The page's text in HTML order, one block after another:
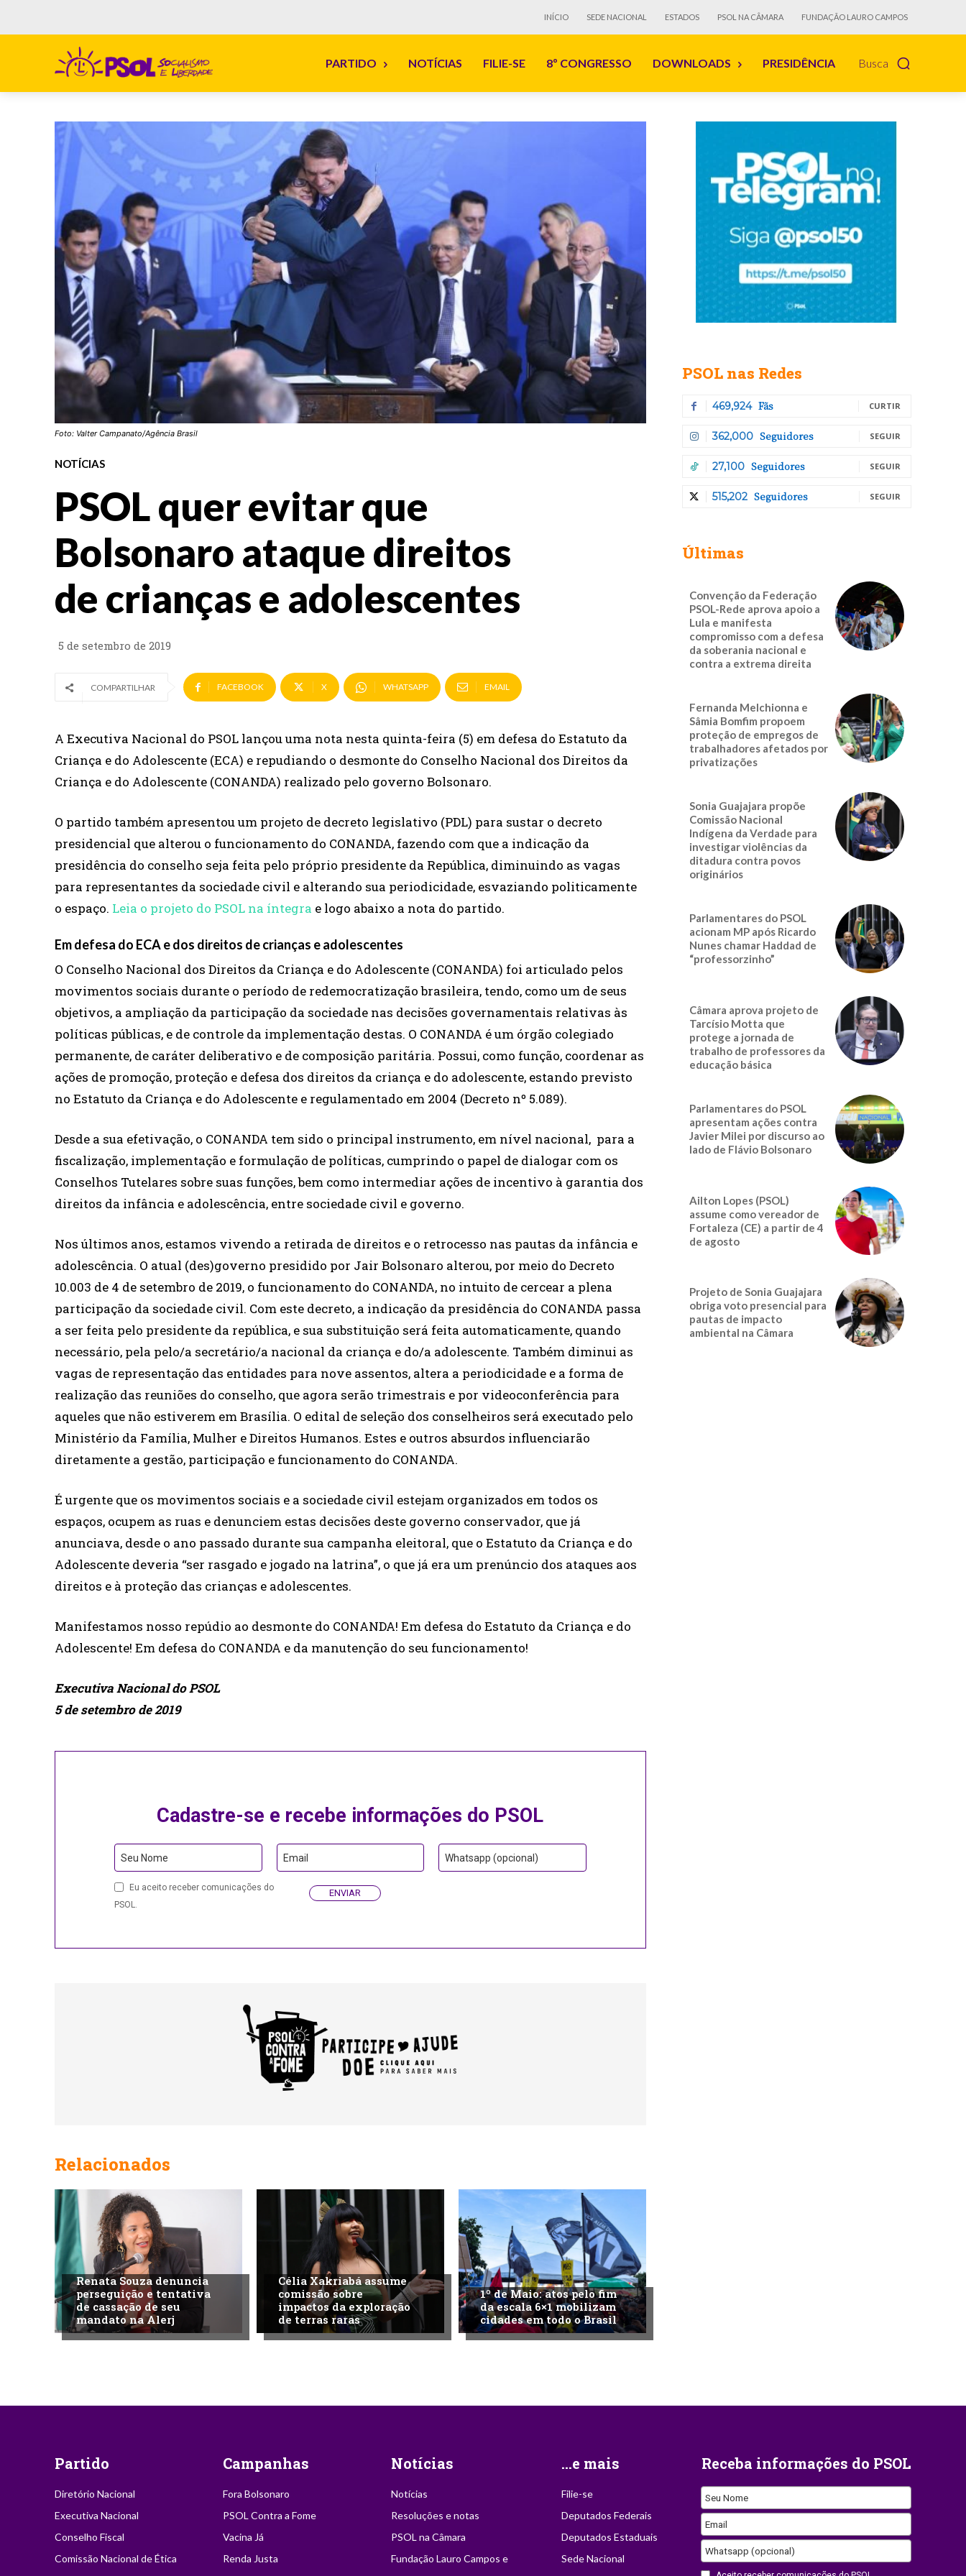
INÍCIO SEDE NACIONAL ESTADOS PSOL NA CÂMARA FUNDAÇÃO LAURO CAMPOS
Busca
PARTIDO NOTÍCIAS FILIE-SE 8º CONGRESSO DOWNLOADS PRESIDÊNCIA
Foto: Valter Campanato/Agência Brasil
NOTÍCIAS
PSOL quer evitar que
Bolsonaro ataque direitos
de crianças e adolescentes
5 de setembro de 2019
COMPARTILHAR FACEBOOK X WHATSAPP EMAIL
A Executiva Nacional do PSOL lançou uma nota nesta quinta-feira (5) em defesa do Estatuto da
Criança e do Adolescente (ECA) e repudiando o desmonte do Conselho Nacional dos Direitos da
Criança e do Adolescente (CONANDA) realizado pelo governo Bolsonaro.
O partido também apresentou um projeto de decreto legislativo (PDL) para sustar o decreto
presidencial que alterou o funcionamento do CONANDA, fazendo com que a indicação da
presidência do conselho seja feita pelo próprio presidente da República, diminuindo as vagas
para representantes da sociedade civil e alterando sua periodicidade, esvaziando politicamente
o espaço. Leia o projeto do PSOL na íntegra e logo abaixo a nota do partido.
Em defesa do ECA e dos direitos de crianças e adolescentes
O Conselho Nacional dos Direitos da Criança e do Adolescente (CONANDA) foi articulado pelos
movimentos sociais durante o período de redemocratização brasileira, tendo, como um de seus
objetivos, a ampliação da participação da sociedade nas decisões governamentais relativas às
políticas públicas, e de controle da implementação destas. O CONANDA é um órgão colegiado
permanente, de caráter deliberativo e de composição paritária. Possui, como função, coordenar as
ações de promoção, proteção e defesa dos direitos da criança e do adolescente, estando previsto
no Estatuto da Criança e do Adolescente e regulamentado em 2004 (Decreto nº 5.089).
Desde a sua efetivação, o CONANDA tem sido o principal instrumento, em nível nacional, para a
fiscalização, implementação e formulação de políticas, cumprindo o papel de dialogar com os
Conselhos Tutelares sobre suas funções, bem como intermediar ações de incentivo à garantia dos
direitos da infância e adolescência, entre sociedade civil e governo.
Nos últimos anos, estamos vivendo a retirada de direitos e o retrocesso nas pautas da infância e
adolescência. O atual (des)governo presidido por Jair Bolsonaro alterou, por meio do Decreto
10.003 de 4 de setembro de 2019, o funcionamento do CONANDA, no intuito de cercear a plena
participação da sociedade civil. Com este decreto, a indicação da presidência do CONANDA passa
a ser feita pelo presidente da república, e sua substituição será feita automaticamente, quando
necessário, pela pelo/a secretário/a nacional da criança e do/a adolescente. Também diminui as
vagas de representação das entidades para nove assentos, altera a periodicidade e a forma de
realização das reuniões do conselho, que agora serão trimestrais e por videoconferência para
aqueles que não estiverem em Brasília. O edital de seleção dos conselheiros será executado pelo
Ministério da Família, Mulher e Direitos Humanos. Estes e outros absurdos influenciarão
diretamente a gestão, participação e funcionamento do CONANDA.
É urgente que os movimentos sociais e a sociedade civil estejam organizados em todos os
espaços, ocupem as ruas e denunciem estas decisões deste governo conservador, que já
anunciava, desde o ano passado durante sua campanha eleitoral, que o Estatuto da Criança e do
Adolescente deveria “ser rasgado e jogado na latrina”, o que já era um prenúncio dos ataques aos
direitos e à proteção das crianças e adolescentes.
Manifestamos nosso repúdio ao desmonte do CONANDA! Em defesa do Estatuto da Criança e do
Adolescente! Em defesa do CONANDA e da manutenção do seu funcionamento!
Executiva Nacional do PSOL
5 de setembro de 2019
Cadastre-se e recebe informações do PSOL
Seu Nome Email Whatsapp (opcional)
Eu aceito receber comunicações do
PSOL.
ENVIAR
Relacionados
Renata Souza denuncia
perseguição e tentativa
de cassação de seu
mandato na Alerj
Célia Xakriabá assume
comissão sobre
impactos da exploração
de terras raras
1º de Maio: atos pelo fim
da escala 6×1 mobilizam
cidades em todo o Brasil
PSOL nas Redes
469,924 Fãs CURTIR
362,000 Seguidores SEGUIR
27,100 Seguidores SEGUIR
515,202 Seguidores SEGUIR
Últimas
Convenção da Federação
PSOL-Rede aprova apoio a
Lula e manifesta
compromisso com a defesa
da soberania nacional e
contra a extrema direita
Fernanda Melchionna e
Sâmia Bomfim propoem
proteção de empregos de
trabalhadores afetados por
privatizações
Sonia Guajajara propõe
Comissão Nacional
Indígena da Verdade para
investigar violências da
ditadura contra povos
originários
Parlamentares do PSOL
acionam MP após Ricardo
Nunes chamar Haddad de
“professorzinho”
Câmara aprova projeto de
Tarcísio Motta que
protege a jornada de
trabalho de professores da
educação básica
Parlamentares do PSOL
apresentam ações contra
Javier Milei por discurso ao
lado de Flávio Bolsonaro
Ailton Lopes (PSOL)
assume como vereador de
Fortaleza (CE) a partir de 4
de agosto
Projeto de Sonia Guajajara
obriga voto presencial para
pautas de impacto
ambiental na Câmara
Partido
Diretório Nacional
Executiva Nacional
Conselho Fiscal
Comissão Nacional de Ética
Campanhas
Fora Bolsonaro
PSOL Contra a Fome
Vacina Já
Renda Justa
Notícias
Notícias
Resoluções e notas
PSOL na Câmara
Fundação Lauro Campos e
...e mais
Filie-se
Deputados Federais
Deputados Estaduais
Sede Nacional
Receba informações do PSOL
Seu Nome
Contact
Email
Email
Whatsapp (opcional)